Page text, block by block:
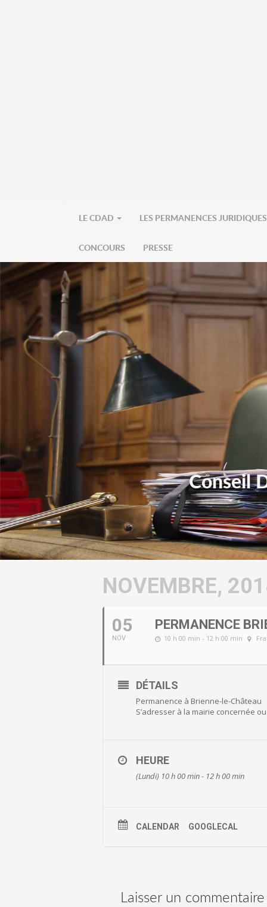
LE CDAD LES PERMANENCES
CONCOURS PRESSE
Conseil
NOVEMBRE,
05
NOV
PERMANENCE
10 h 00 min - 12 h 00 min
DÉTAILS
Permanence à Brienne-le-Château
S’adresser à la mairie concernée
HEURE
(Lundi) 10 h 00 min - 12 h 00 min
CALENDAR GOOGLECAL
Laisser un commentaire